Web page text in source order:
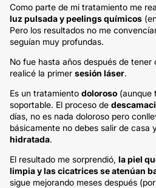
Como parte de mi tratamiento me
luz pulsada y peelings químicos
Pero los resultados no me
seguían muy profundas.
No fue hasta años después de
realicé la primer sesión láser.
Es un tratamiento doloroso (aunque
soportable. El proceso de
días, no es nada doloroso pero
básicamente no debes salir de casa
hidratada.
El resultado me sorprendió, la piel
limpia y las cicatrices se atenúan
sigue mejorando meses después